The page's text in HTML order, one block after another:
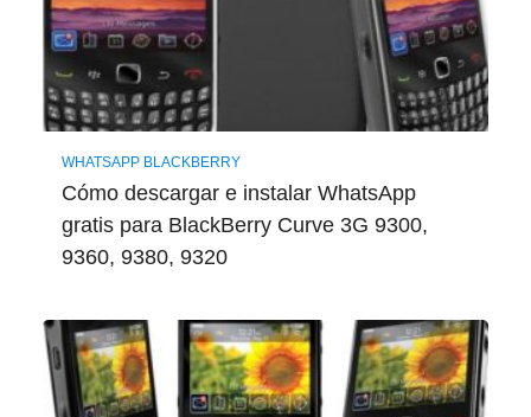
WHATSAPP BLACKBERRY
Cómo descargar e instalar WhatsApp
gratis para BlackBerry Curve 3G 9300,
9360, 9380, 9320